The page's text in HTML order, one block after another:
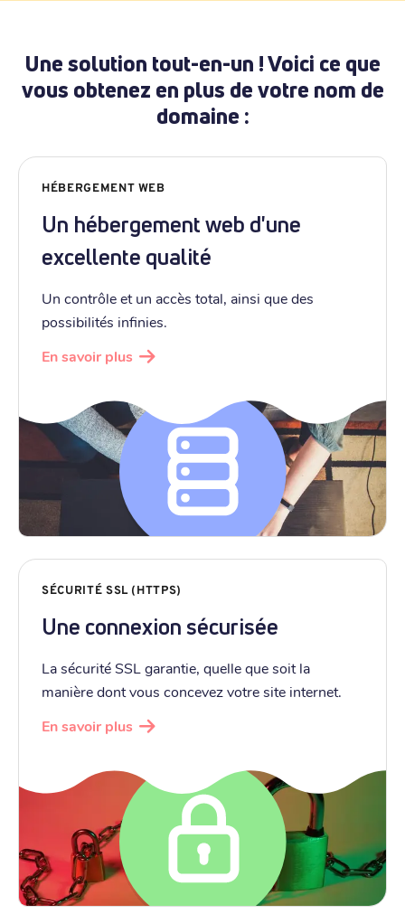
Une solution tout-en-un ! Voici ce que
vous obtenez en plus de votre nom de
domaine :
HÉBERGEMENT WEB
Un hébergement web d'une
excellente qualité
Un contrôle et un accès total, ainsi que des
possibilités infinies.
En savoir plus
SÉCURITÉ SSL (HTTPS)
Une connexion sécurisée
La sécurité SSL garantie, quelle que soit la
manière dont vous concevez votre site internet.
En savoir plus